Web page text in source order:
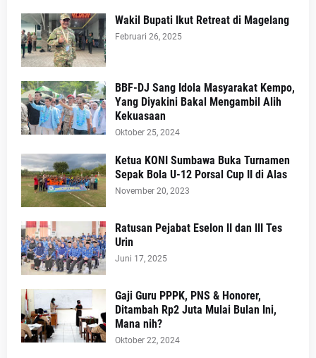
Wakil Bupati Ikut Retreat di Magelang
Februari 26, 2025
BBF-DJ Sang Idola Masyarakat Kempo,
Yang Diyakini Bakal Mengambil Alih
Kekuasaan
Oktober 25, 2024
Ketua KONI Sumbawa Buka Turnamen
Sepak Bola U-12 Porsal Cup II di Alas
November 20, 2023
Ratusan Pejabat Eselon II dan III Tes
Urin
Juni 17, 2025
Gaji Guru PPPK, PNS & Honorer,
Ditambah Rp2 Juta Mulai Bulan Ini,
Mana nih?
Oktober 22, 2024